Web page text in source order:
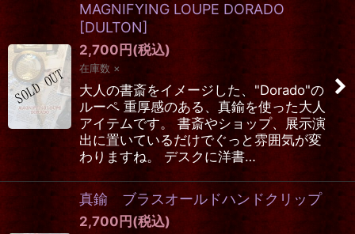
MAGNIFYING LOUPE DORADO
[DULTON]
2,700 円 (税込)
在庫数 ×
大人の書斎をイメージした、"Dorado"の
ルーペ 重厚感のある、真鍮を使った大人
アイテムです。 書斎やショップ、展示演
出に置いているだけでぐっと雰囲気が変
わりますね。 デスクに洋書…
真鍮 ブラスオールドハンドクリップ
2,700 円 (税込)